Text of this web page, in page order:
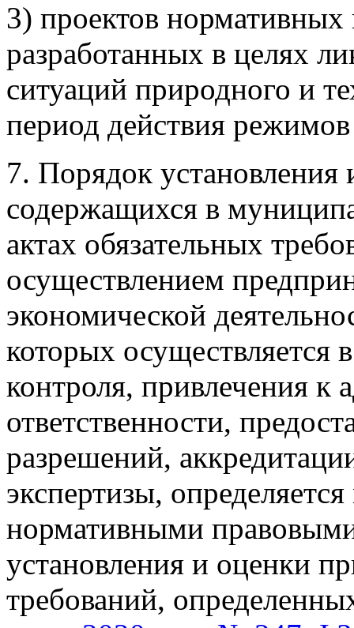
3) проектов нормативных
разработанных в целях
ситуаций природного и
период действия
7. Порядок
содержащихся в
актах обязательных
осуществлением
экономической
которых осуществляется
контроля, привлечения к
ответственности,
разрешений,
экспертизы,
нормативными
установления и оценки
требований,